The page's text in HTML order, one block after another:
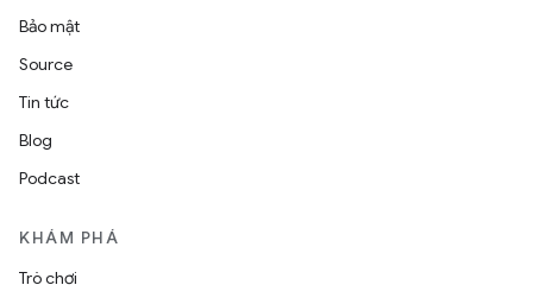
Bảo mật
Source
Tin tức
Blog
Podcast
KHÁM PHÁ
Trò chơi